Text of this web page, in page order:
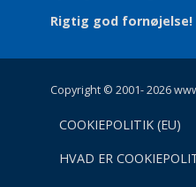
Rigtig god fornøjelse!
Copyright © 2001- 2026
COOKIEPOLITIK (EU)
HVAD ER